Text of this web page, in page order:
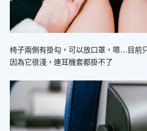
椅子兩側有掛勾，可以放口罩，嗯…目前
因為它很淺，連耳機套都掛不了